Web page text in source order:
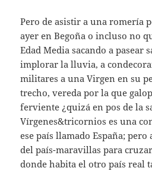
Pero de asistir a una romería
ayer en Begoña o incluso no
Edad Media sacando a pasear
implorar la lluvia, a
militares a una Virgen en su
trecho, vereda por la que
ferviente ¿quizá en pos de la
Vírgenes&tricornios es una
ese país llamado España;
del país-maravillas para
donde habita el otro país real